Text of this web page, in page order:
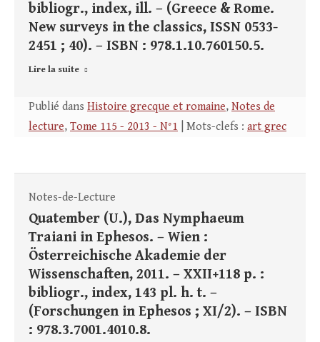
bibliogr., index, ill. – (Greece & Rome.
New surveys in the classics, ISSN 0533-
2451 ; 40). – ISBN : 978.1.10.760150.5.
Lire la suite
Publié dans Histoire grecque et romaine, Notes de
lecture, Tome 115 - 2013 - N°1 | Mots-clefs : art grec
Notes-de-Lecture
Quatember (U.), Das Nymphaeum
Traiani in Ephesos. – Wien :
Österreichische Akademie der
Wissenschaften, 2011. – XXII+118 p. :
bibliogr., index, 143 pl. h. t. –
(Forschungen in Ephesos ; XI/2). – ISBN
: 978.3.7001.4010.8.